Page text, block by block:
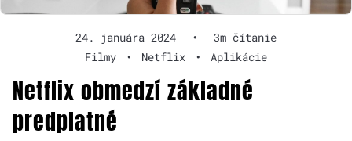
24. januára 2024 •
3m čítanie
Filmy
• Netflix • Aplikácie
Netflix obmedzí základné
predplatné